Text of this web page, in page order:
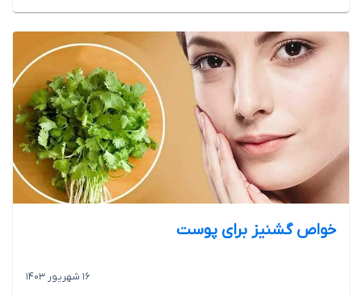
خواص گشنیز برای پوست
16 شهریور 1403